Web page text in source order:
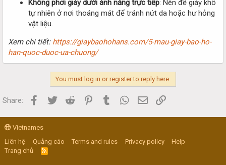
Không phơi giày dưới ánh nắng trực tiếp: Nên để giày khô
tự nhiên ở nơi thoáng mát để tránh nứt da hoặc hư hỏng
vật liệu.
Xem chi tiết: https://giaybaohohans.com/5-mau-giay-bao-ho-
han-quoc-duoc-ua-chuong/
You must log in or register to reply here.
Share: Facebook
Twitter Reddit PinterestTumblr WhatsApp
Email
Vietnames
Liên hệ
Quảng cáo Terms and rules Privacy policy
Help
Trang chủ
R
S